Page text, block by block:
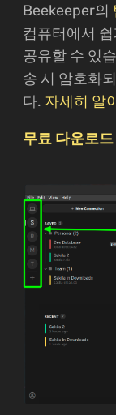
Beekeeper의
컴퓨터에서
공유할 수 있
송 시 암호화
다. 자세히 알
무료 다운로드